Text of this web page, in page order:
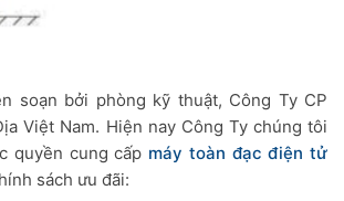
soạn bởi phòng kỹ thuật, Công Ty CP
Việt Nam. Hiện nay Công Ty chúng tôi
quyền cung cấp máy toàn đạc điện tử
sách ưu đãi: